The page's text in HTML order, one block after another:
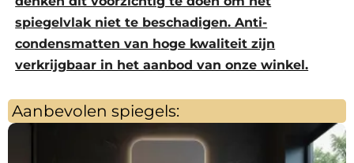
spiegelvlak niet te beschadigen. Anti-
condensmatten van hoge kwaliteit zijn
verkrijgbaar in het aanbod van onze winkel.
Aanbevolen spiegels: